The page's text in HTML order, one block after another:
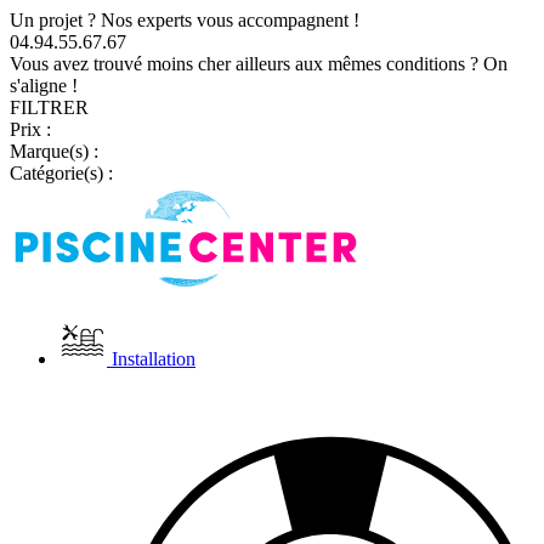
Un projet ? Nos experts vous accompagnent !
04.94.55.67.67
Vous avez trouvé moins cher ailleurs aux mêmes conditions ? On
s'aligne !
FILTRER
Prix :
Marque(s) :
Catégorie(s) :
Installation